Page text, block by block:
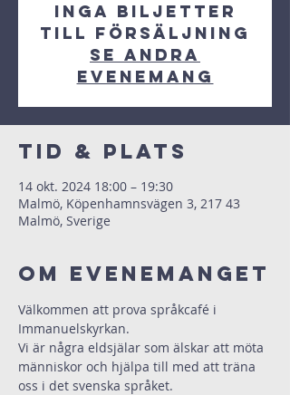
Inga biljetter
till försäljning
Se andra
evenemang
Tid & Plats
14 okt. 2024 18:00 – 19:30
Malmö, Köpenhamnsvägen 3, 217 43
Malmö, Sverige
Om evenemanget
Välkommen att prova språkcafé i
Immanuelskyrkan.
Vi är några eldsjälar som älskar att möta
människor och hjälpa till med att träna
oss i det svenska språket.